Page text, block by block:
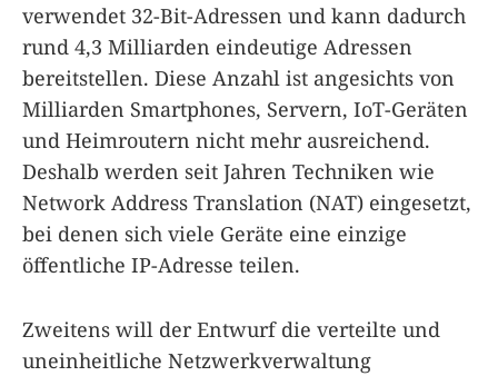
verwendet 32-Bit-Adressen und kann dadurch
rund 4,3 Milliarden eindeutige Adressen
bereitstellen. Diese Anzahl ist angesichts von
Milliarden Smartphones, Servern, IoT-Geräten
und Heimroutern nicht mehr ausreichend.
Deshalb werden seit Jahren Techniken wie
Network Address Translation (NAT) eingesetzt,
bei denen sich viele Geräte eine einzige
öffentliche IP-Adresse teilen.
Zweitens will der Entwurf die verteilte und
uneinheitliche Netzwerkverwaltung